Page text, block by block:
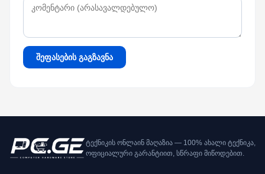
შეფასების გაგზავნა
ტექნიკის ონლაინ მაღაზია — 100% ახალი ტექნიკა,
ოფიციალური გარანტიით, სწრაფი მიწოდებით.